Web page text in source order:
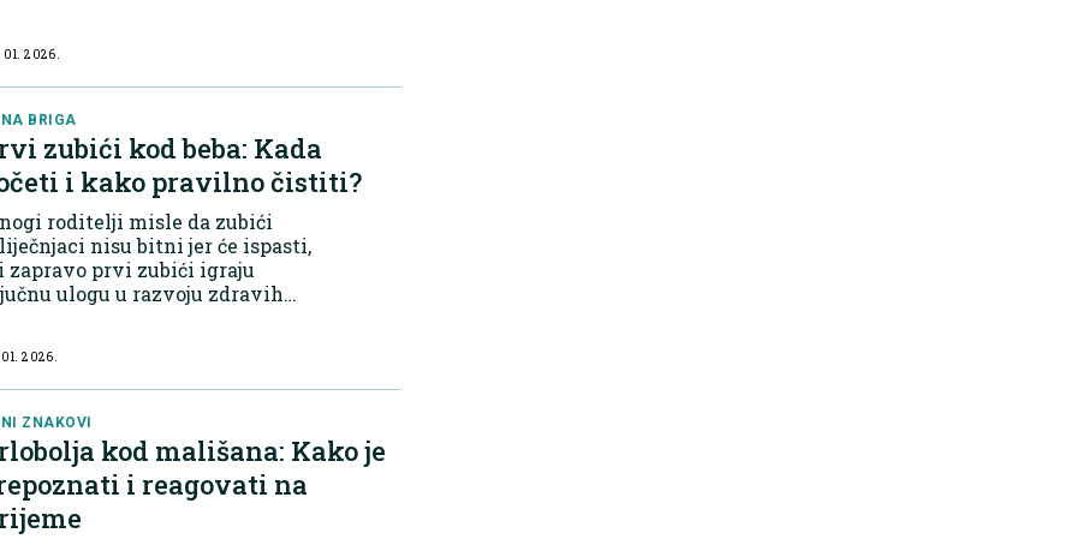
2026.
BRIGA
zubići kod beba: Kada
i kako pravilno čistiti?
roditelji misle da zubići
nisu bitni jer će ispasti,
zapravo prvi zubići igraju
ulogu u razvoju zdravih
2026.
ZNAKOVI
kod mališana: Kako je
i reagovati na